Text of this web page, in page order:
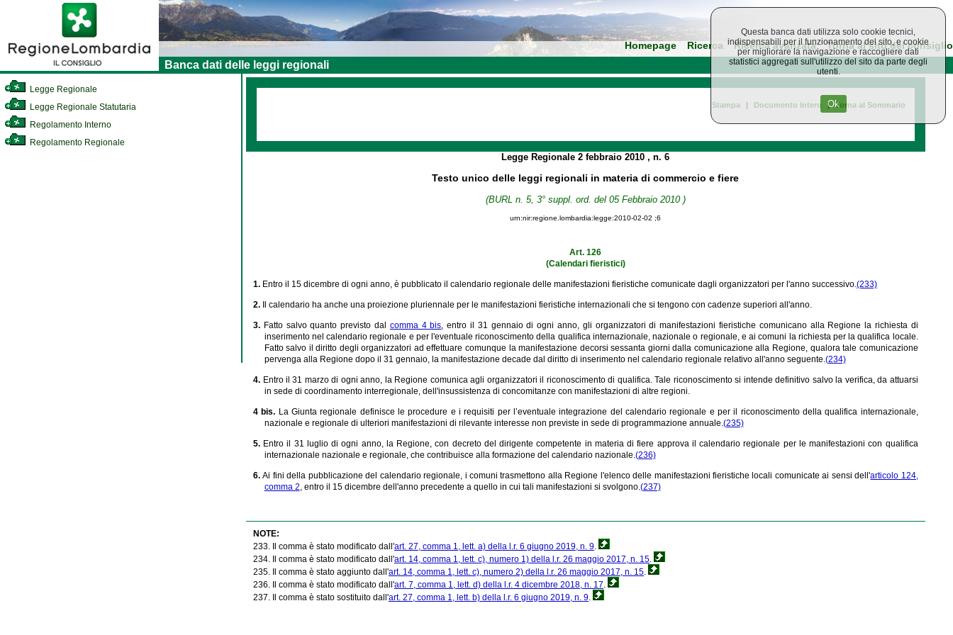
Homepage Ricerca Ricerca avanzata Torna al sito del consiglio
Banca dati delle leggi regionali
Legge Regionale
Legge Regionale Statutaria
Regolamento Interno
Regolamento Regionale
Stampa | Documento Intero | Torna al Sommario
Legge Regionale2 febbraio 2010, n. 6
Testo unico delle leggi regionali in materia di commercio e fiere
(BURL n. 5, 3° suppl. ord. del 05 Febbraio 2010 )
urn:nir:regione.lombardia:legge:2010-02-02 ;6
Art. 126
(Calendari fieristici)
1. Entro il 15 dicembre di ogni anno, è pubblicato il calendario regionale delle manifestazioni fieristiche comunicate dagli organizzatori per l'anno successivo.(233)
2. Il calendario ha anche una proiezione pluriennale per le manifestazioni fieristiche internazionali che si tengono con cadenze superiori all'anno.
3. Fatto salvo quanto previsto dal comma 4 bis, entro il 31 gennaio di ogni anno, gli organizzatori di manifestazioni fieristiche comunicano alla Regione la richiesta di
inserimento nel calendario regionale e per l'eventuale riconoscimento della qualifica internazionale, nazionale o regionale, e ai comuni la richiesta per la qualifica locale.
Fatto salvo il diritto degli organizzatori ad effettuare comunque la manifestazione decorsi sessanta giorni dalla comunicazione alla Regione, qualora tale comunicazione
pervenga alla Regione dopo il 31 gennaio, la manifestazione decade dal diritto di inserimento nel calendario regionale relativo all'anno seguente.(234)
4. Entro il 31 marzo di ogni anno, la Regione comunica agli organizzatori il riconoscimento di qualifica. Tale riconoscimento si intende definitivo salvo la verifica, da attuarsi
in sede di coordinamento interregionale, dell'insussistenza di concomitanze con manifestazioni di altre regioni.
4 bis. La Giunta regionale definisce le procedure e i requisiti per l’eventuale integrazione del calendario regionale e per il riconoscimento della qualifica internazionale,
nazionale e regionale di ulteriori manifestazioni di rilevante interesse non previste in sede di programmazione annuale.(235)
5. Entro il 31 luglio di ogni anno, la Regione, con decreto del dirigente competente in materia di fiere approva il calendario regionale per le manifestazioni con qualifica
internazionale nazionale e regionale, che contribuisce alla formazione del calendario nazionale.(236)
6.Ai fini della pubblicazione del calendario regionale, i comuni trasmettono alla Regione l'elenco delle manifestazioni fieristiche locali comunicate ai sensi dell'articolo 124,
comma 2, entro il 15 dicembre dell'anno precedente a quello in cui tali manifestazioni si svolgono.(237)
NOTE:
233. Il comma è stato modificato dall'art. 27, comma 1, lett. a) della l.r. 6 giugno 2019, n. 9.
234. Il comma è stato modificato dall'art. 14, comma 1, lett. c), numero 1) della l.r. 26 maggio 2017, n. 15.
235. Il comma è stato aggiunto dall'art. 14, comma 1, lett. c), numero 2) della l.r. 26 maggio 2017, n. 15.
236. Il comma è stato modificato dall'art. 7, comma 1, lett. d) della l.r. 4 dicembre 2018, n. 17.
237. Il comma è stato sostituito dall'art. 27, comma 1, lett. b) della l.r. 6 giugno 2019, n. 9.
Questa banca dati utilizza solo cookie tecnici,
indispensabili per il funzionamento del sito, e cookie
per migliorare la navigazione e raccogliere dati
statistici aggregati sull'utilizzo del sito da parte degli
utenti.
Ok